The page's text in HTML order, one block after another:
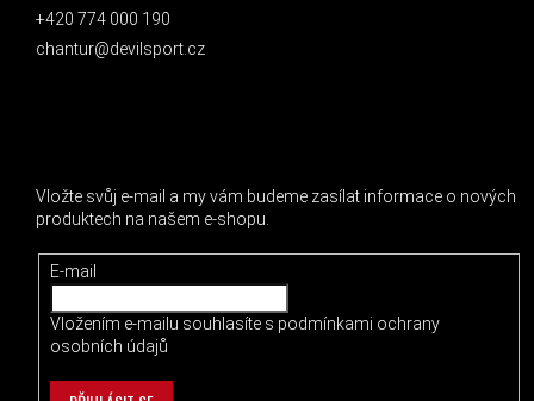
+420 774 000 190
chantur@devilsport.cz
Vložte svůj e-mail a my vám budeme zasílat informace o nových
produktech na našem e-shopu.
E-mail
Vložením e-mailu souhlasíte s podmínkami ochrany
osobních údajů